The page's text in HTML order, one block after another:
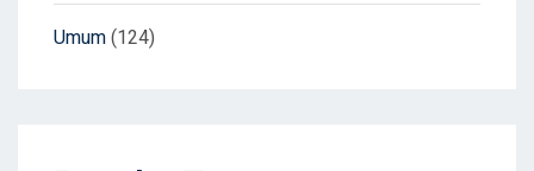
Umum (124)